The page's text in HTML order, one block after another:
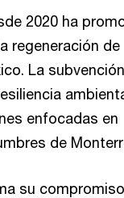
2020 ha
regeneración de
La
enfocadas en
de
su